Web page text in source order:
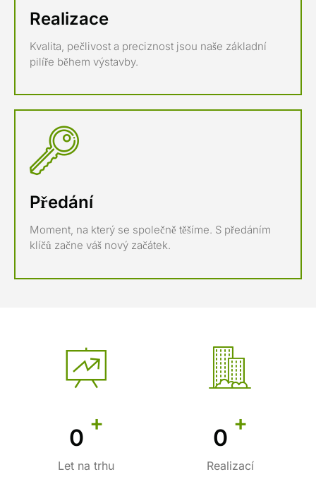
Realizace
Kvalita, pečlivost a preciznost jsou naše základní
pilíře během výstavby.
Předání
Moment, na který se společně těšíme. S předáním
klíčů začne váš nový začátek.
0
+
Let na trhu
0
+
Realizací